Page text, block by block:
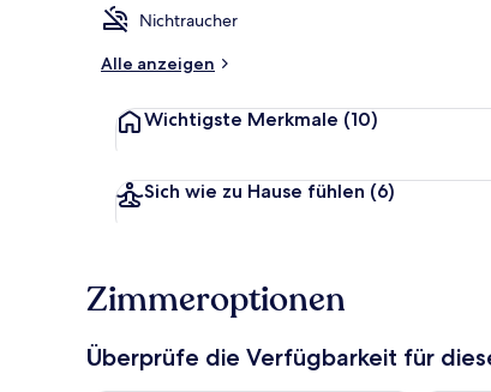
Nichtraucher
Alle anzeigen
Wichtigste Merkmale (10)
Sich wie zu Hause fühlen (6)
Zimmeroptionen
Überprüfe die Verfügbarkeit für